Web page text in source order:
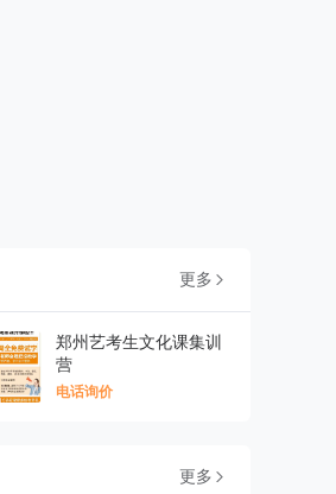
更多 
郑州艺考生文化课集训
营
电话询价
更多 